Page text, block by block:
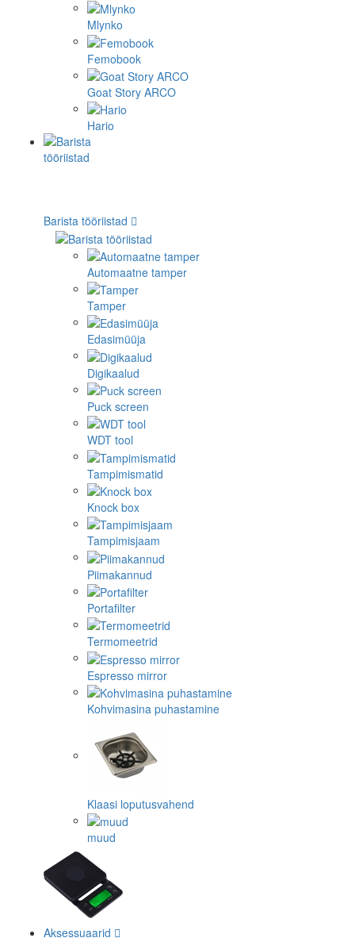
Mlynko
Femobook
Goat Story ARCO
Hario
Barista tööriistad
Automaatne tamper
Tamper
Edasimüüja
Digikaalud
Puck screen
WDT tool
Tampimismatid
Knock box
Tampimisjaam
Piimakannud
Portafilter
Termomeetrid
Espresso mirror
Kohvimasina puhastamine
Klaasi loputusvahend
muud
Aksessuaarid